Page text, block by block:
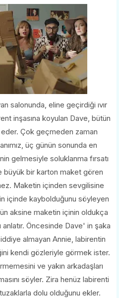
salonunda, eline geçirdiği ıvır
inşasına koyulan Dave, bütün
Çok geçmeden zaman
üç günün sonunda en
gelmesiyle soluklanma fırsatı
büyük bir karton maket gören
Maketin içinden sevgilisine
içinde kaybolduğunu söyleyen
aksine maketin içinin oldukça
Öncesinde Dave' in şaka
almayan Annie, labirentin
kendi gözleriyle görmek ister.
ve yakın arkadaşları
söyler. Zira henüz labirenti
dolu olduğunu ekler.